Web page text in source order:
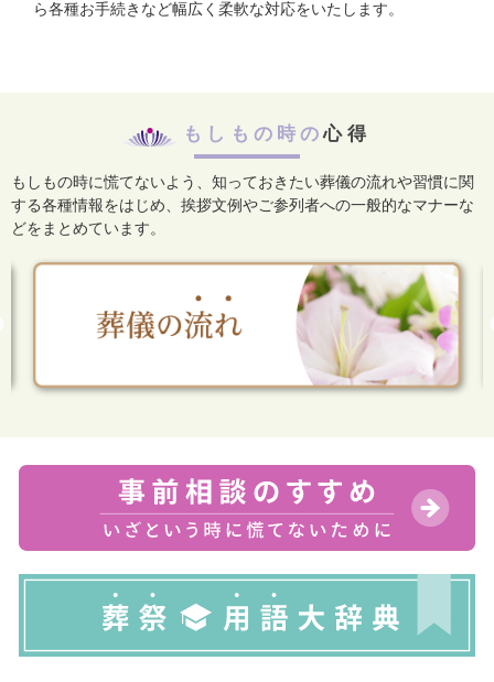
ら各種お手続きなど幅広く柔軟な対応をいたします。
もしもの時の心得
もしもの時に慌てないよう、知っておきたい葬儀の流れや習慣に関
する各種情報をはじめ、 挨拶文例やご参列者への一般的なマナーな
どをまとめています。